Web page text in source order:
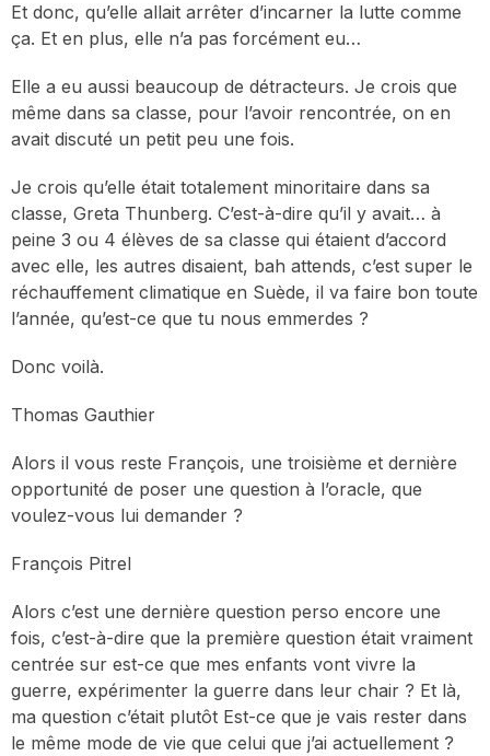
Et donc, qu’elle allait arrêter d’incarner la lutte comme
ça. Et en plus, elle n’a pas forcément eu…
Elle a eu aussi beaucoup de détracteurs. Je crois que
même dans sa classe, pour l’avoir rencontrée, on en
avait discuté un petit peu une fois.
Je crois qu’elle était totalement minoritaire dans sa
classe, Greta Thunberg. C’est-à-dire qu’il y avait… à
peine 3 ou 4 élèves de sa classe qui étaient d’accord
avec elle, les autres disaient, bah attends, c’est super le
réchauffement climatique en Suède, il va faire bon toute
l’année, qu’est-ce que tu nous emmerdes ?
Donc voilà.
Thomas Gauthier
Alors il vous reste François, une troisième et dernière
opportunité de poser une question à l’oracle, que
voulez-vous lui demander ?
François Pitrel
Alors c’est une dernière question perso encore une
fois, c’est-à-dire que la première question était vraiment
centrée sur est-ce que mes enfants vont vivre la
guerre, expérimenter la guerre dans leur chair ? Et là,
ma question c’était plutôt Est-ce que je vais rester dans
le même mode de vie que celui que j’ai actuellement ?